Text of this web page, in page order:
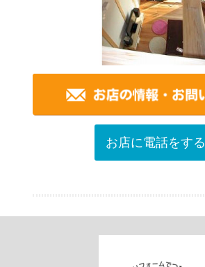
お店に電話をする